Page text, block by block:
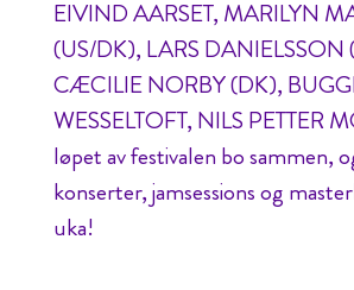
EIVIND AARSET, MARILYN
(US/DK), LARS DANIELSSON
CÆCILIE NORBY (DK),
WESSELTOFT, NILS PETTER
løpet av festivalen bo sammen,
konserter, jamsessions og
uka!